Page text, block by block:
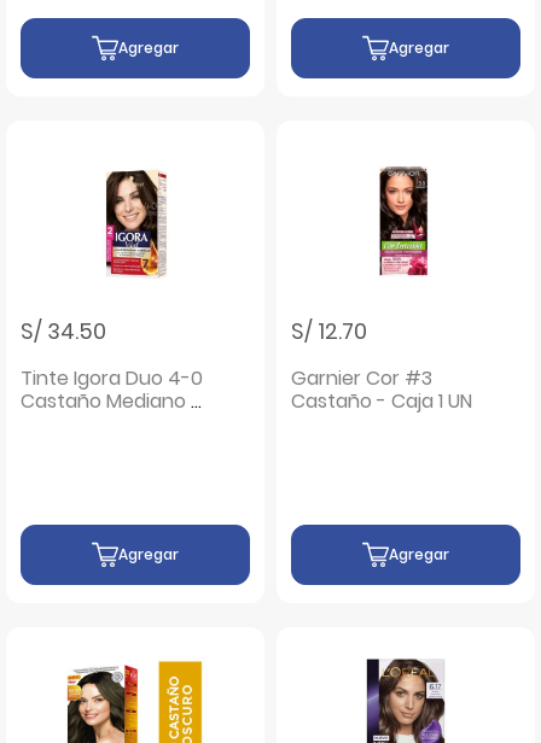
Agregar Agregar
S/ 34.50
Tinte Igora Duo 4-0
Castaño Mediano -
Agregar
S/ 12.70
Garnier Cor #3
Castaño - Caja 1 UN
Agregar